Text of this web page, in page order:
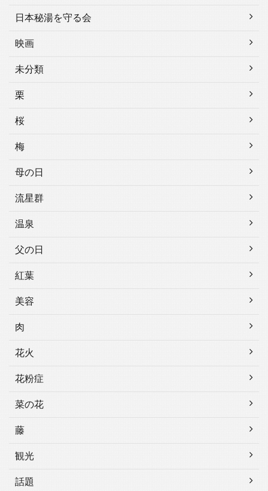
日本秘湯を守る会
映画
未分類
栗
桜
梅
母の日
流星群
温泉
父の日
紅葉
美容
肉
花火
花粉症
菜の花
藤
観光
話題